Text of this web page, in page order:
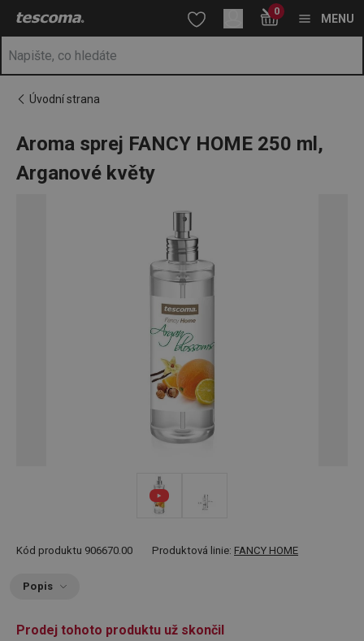
Nacházíte se na stránce Aroma sprej FANCY HOME 250 ml,
Přejít na hlavní obsah
Přejít na vyhledávání
Přejít na navigaci 0
MENU
Úvodní strana
Aroma sprej FANCY HOME 250 ml,
Arganové květy
Kód produktu 906670.00 Produktová linie: FANCY HOME
Popis
Prodej tohoto produktu už skončil